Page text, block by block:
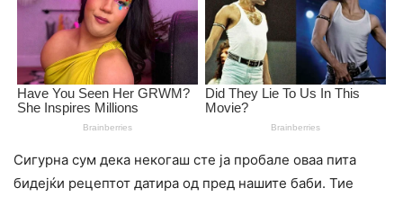
Сигурна сум дека некогаш сте ја пробале оваа пита
бидејќи рецептот датира од пред нашите баби. Тие